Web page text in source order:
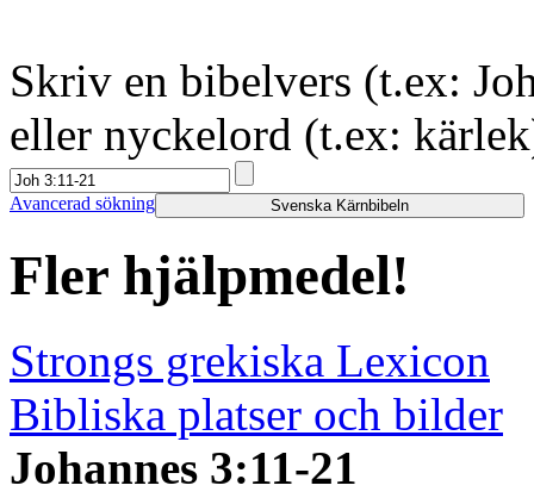
Skriv en bibelvers (t.ex:
eller nyckelord (t.ex:
Avancerad sökning Svenska Kärnbibeln
Fler hjälpmedel!
Strongs grekiska Lexicon
Bibliska platser och bilder
Johannes 3:11-21